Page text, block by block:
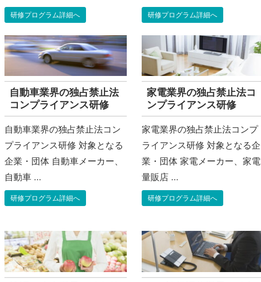
研修プログラム詳細へ 研修プログラム詳細へ
自動車業界の独占禁止法
コンプライアンス研修
自動車業界の独占禁止法コン
プライアンス研修 対象となる
企業・団体 自動車メーカー、
自動車 ...
研修プログラム詳細へ
家電業界の独占禁止法コ
ンプライアンス研修
家電業界の独占禁止法コンプ
ライアンス研修 対象となる企
業・団体 家電メーカー、家電
量販店 ...
研修プログラム詳細へ